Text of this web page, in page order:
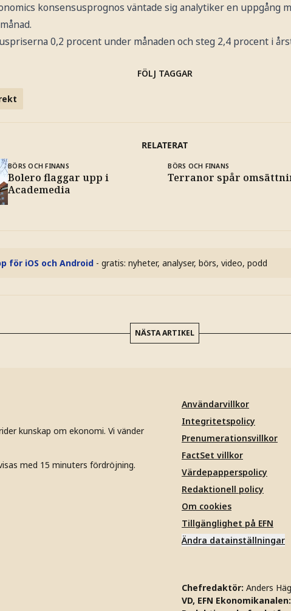
konsensusprognos väntade sig analytiker en uppgång
0,2 procent under månaden och steg 2,4 procent i
FÖLJ TAGGAR
RELATERAT
BÖRS OCH FINANS
Bolero flaggar upp i
Academedia
BÖRS OCH FINANS
Terranor spår
för iOS och Android - gratis: nyheter, analyser, börs, video, podd
NÄSTA ARTIKEL
kunskap om ekonomi. Vi vänder
med 15 minuters fördröjning.
Användarvillkor
Integritetspolicy
Prenumerationsvillkor
FactSet villkor
Värdepapperspolicy
Redaktionell policy
Om cookies
Tillgänglighet på EFN
Ändra datainställningar
Chefredaktör: Anders
VD, EFN Ekonomikanalen: